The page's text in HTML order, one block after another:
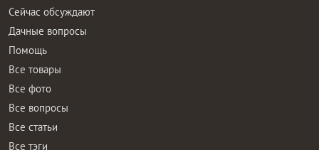
Сейчас обсуждают
Дачные вопросы
Помощь
Все товары
Все фото
Все вопросы
Все статьи
Все тэги